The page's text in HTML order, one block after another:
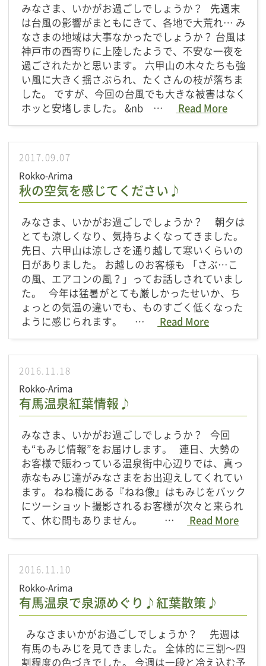
みなさま、いかがお過ごしでしょうか？ 先週末
は台風の影響がまともにきて、各地で大荒れ… み
なさまの地域は大事なかったでしょうか？ 台風は
神戸市の西寄りに上陸したようで、不安な一夜を
過ごされたかと思います。 六甲山の木々たちも強
い風に大きく揺さぶられ、たくさんの枝が落ちま
した。 ですが、今回の台風でも大きな被害はなく
ホッと安堵しました。 &nb …
Read More
2017.09.07
Rokko-Arima
秋の空気を感じてください♪
みなさま、いかがお過ごしでしょうか？ 朝夕は
とても涼しくなり、気持ちよくなってきました。
先日、六甲山は涼しさを通り越して寒いくらいの
日がありました。 お越しのお客様も 「さぶ…こ
の風、エアコンの風？」ってお話しされていまし
た。 今年は猛暑がとても厳しかったせいか、ち
ょっとの気温の違いでも、ものすごく低くなった
ように感じられます。 …
Read More
2016.11.18
Rokko-Arima
有馬温泉紅葉情報♪
みなさま、いかがお過ごしでしょうか？ 今回
も“もみじ情報”をお届けします。 連日、大勢の
お客様で賑わっている温泉街中心辺りでは、真っ
赤なもみじ達がみなさまをお出迎えしてくれてい
ます。 ねね橋にある『ねね像』はもみじをバック
にツーショット撮影されるお客様が次々と来られ
て、休む間もありません。 …
Read More
2016.11.10
Rokko-Arima
有馬温泉で泉源めぐり♪紅葉散策♪
みなさまいかがお過ごしでしょうか？ 先週は
有馬のもみじを見てきました。 全体的に三割～四
割程度の色づきでした。 今週は一段と冷え込む予